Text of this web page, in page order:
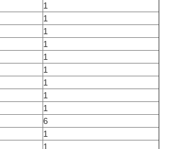
1
1
1
1
1
1
1
1
1
6
1
1